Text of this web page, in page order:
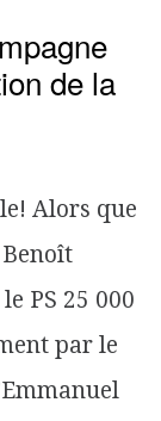
de la
Alors que
PS 25 000
par le